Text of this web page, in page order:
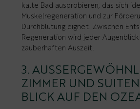
kalte Bad ausprobieren, das sich
Muskelregeneration und zur
Durchblutung eignet. Zwischen
Regeneration wird jeder
zauberhaften Auszeit.
3.
IMMER UND SUITEN
LICK AUF DEN